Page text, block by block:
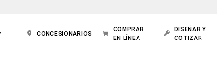
CONCESIONARIOS
COMPRAR
EN LÍNEA
DISEÑAR Y
COTIZAR